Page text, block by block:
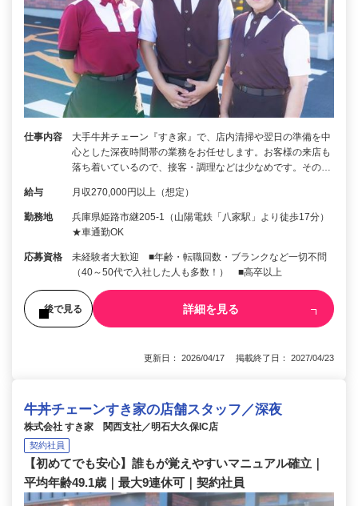
仕事内容
大手牛丼チェーン『すき家』で、店内清掃や翌日の準備を中
心とした深夜時間帯の業務をお任せします。お客様の来店も
落ち着いているので、接客・調理などは少なめです。その…
給与 月収270,000円以上（想定）
勤務地
兵庫県姫路市継205-1（山陽電鉄「八家駅」より徒歩17分）
★車通勤OK
応募資格
未経験者大歓迎 ■年齢・転職回数・ブランクなど一切不問
（40～50代で入社した人も多数！） ■高卒以上
後で見る 詳細を見る
更新日： 2026/04/17 掲載終了日： 2027/04/23
牛丼チェーンすき家の店舗スタッフ／深夜
株式会社 すき家 関西支社／明石大久保IC店
契約社員
【初めてでも安心】誰もが覚えやすいマニュアル確立｜
平均年齢49.1歳｜最大9連休可｜契約社員